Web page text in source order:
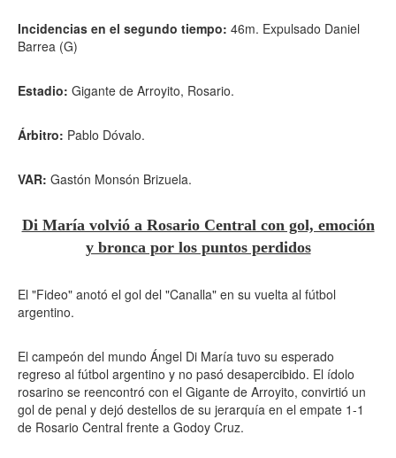
Incidencias en el segundo tiempo: 46m. Expulsado Daniel
Barrea (G)
Estadio: Gigante de Arroyito, Rosario.
Árbitro: Pablo Dóvalo.
VAR: Gastón Monsón Brizuela.
Di María volvió a Rosario Central con gol, emoción
y bronca por los puntos perdidos
El "Fideo" anotó el gol del "Canalla" en su vuelta al fútbol
argentino.
El campeón del mundo Ángel Di María tuvo su esperado
regreso al fútbol argentino y no pasó desapercibido. El ídolo
rosarino se reencontró con el Gigante de Arroyito, convirtió un
gol de penal y dejó destellos de su jerarquía en el empate 1-1
de Rosario Central frente a Godoy Cruz.